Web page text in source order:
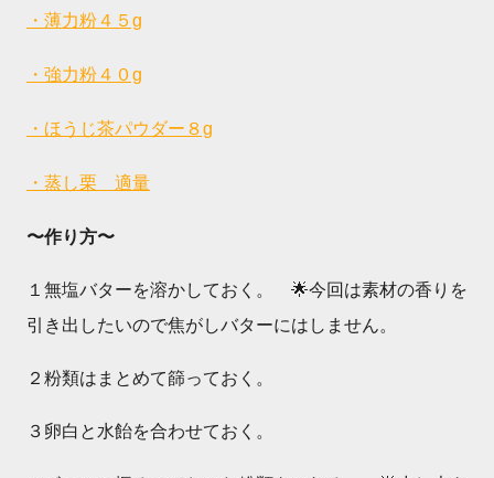
・薄力粉４５g
・強力粉４０g
・ほうじ茶パウダー８g
・蒸し栗 適量
〜作り方〜
１無塩バターを溶かしておく。 🌟今回は素材の香りを
引き出したいので焦がしバターにはしません。
２粉類はまとめて篩っておく。
３卵白と水飴を合わせておく。